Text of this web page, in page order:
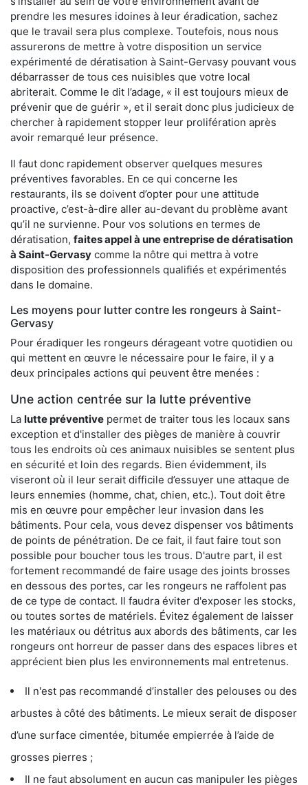
prendre les mesures idoines à leur éradication, sachez
que le travail sera plus complexe. Toutefois, nous nous
assurerons de mettre à votre disposition un service
expérimenté de dératisation à Saint-Gervasy pouvant vous
débarrasser de tous ces nuisibles que votre local
abriterait. Comme le dit l’adage, « il est toujours mieux de
prévenir que de guérir », et il serait donc plus judicieux de
chercher à rapidement stopper leur prolifération après
avoir remarqué leur présence.
Il faut donc rapidement observer quelques mesures
préventives favorables. En ce qui concerne les
restaurants, ils se doivent d’opter pour une attitude
proactive, c’est-à-dire aller au-devant du problème avant
qu’il ne survienne. Pour vos solutions en termes de
dératisation, faites appel à une entreprise de dératisation
à Saint-Gervasy comme la nôtre qui mettra à votre
disposition des professionnels qualifiés et expérimentés
dans le domaine.
Les moyens pour lutter contre les rongeurs à Saint-
Gervasy
Pour éradiquer les rongeurs dérageant votre quotidien ou
qui mettent en œuvre le nécessaire pour le faire, il y a
deux principales actions qui peuvent être menées :
Une action centrée sur la lutte préventive
La lutte préventive permet de traiter tous les locaux sans
exception et d'installer des pièges de manière à couvrir
tous les endroits où ces animaux nuisibles se sentent plus
en sécurité et loin des regards. Bien évidemment, ils
viseront où il leur serait difficile d’essuyer une attaque de
leurs ennemies (homme, chat, chien, etc.). Tout doit être
mis en œuvre pour empêcher leur invasion dans les
bâtiments. Pour cela, vous devez dispenser vos bâtiments
de points de pénétration. De ce fait, il faut faire tout son
possible pour boucher tous les trous. D'autre part, il est
fortement recommandé de faire usage des joints brosses
en dessous des portes, car les rongeurs ne raffolent pas
de ce type de contact. Il faudra éviter d'exposer les stocks,
ou toutes sortes de matériels. Évitez également de laisser
les matériaux ou détritus aux abords des bâtiments, car les
rongeurs ont horreur de passer dans des espaces libres et
apprécient bien plus les environnements mal entretenus.
Il n'est pas recommandé d’installer des pelouses ou des
arbustes à côté des bâtiments. Le mieux serait de disposer
d’une surface cimentée, bitumée empierrée à l’aide de
grosses pierres ;
Il ne faut absolument en aucun cas manipuler les pièges